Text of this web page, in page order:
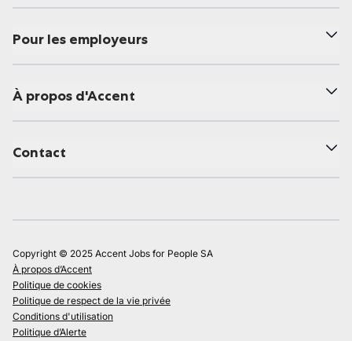
Pour les employeurs
À propos d'Accent
Contact
Copyright © 2025 Accent Jobs for People SA
À propos d’Accent
Politique de cookies
Politique de respect de la vie privée
Conditions d'utilisation
Politique d’Alerte